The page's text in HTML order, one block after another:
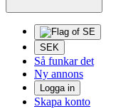
SEK
Så funkar det
Ny annons
Logga in
Skapa konto